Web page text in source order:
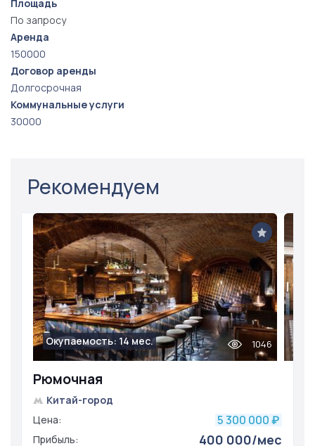
Площадь
По запросу
Аренда
150000
Договор аренды
Долгосрочная
Коммунальные услуги
30000
Рекомендуем
Рюмочная
Окупаемость: 14 мес. 1046
Китай-город
Цена:
5 300 000 ₽
Прибыль: 400 000/мес